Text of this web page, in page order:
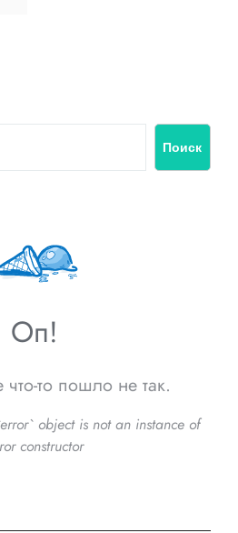
Поиск
Оп!
что-то пошло не так.
object is not an instance of
constructor